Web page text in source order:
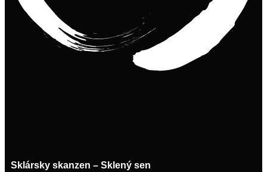
Sklársky skanzen – Sklený sen